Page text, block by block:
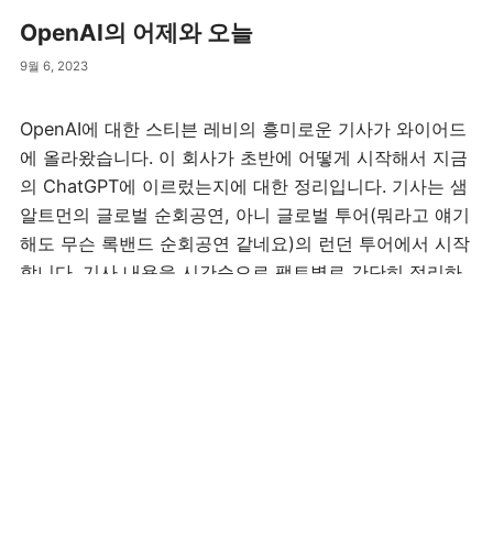
OpenAI의 어제와 오늘
9월 6, 2023
OpenAI에 대한 스티븐 레비의 흥미로운 기사가 와이어드
에 올라왔습니다. 이 회사가 초반에 어떻게 시작해서 지금
의 ChatGPT에 이르렀는지에 대한 정리입니다. 기사는 샘
알트먼의 글로벌 순회공연, 아니 글로벌 투어(뭐라고 얘기
해도 무슨 록밴드 순회공연 같네요)의 런던 투어에서 시작
합니다. 기사 내용을 시간순으로 팩트별로 간단히 정리하